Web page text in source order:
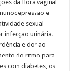
da flora vaginal
e
sexual
infecção urinária.
e dor ao
do ritmo para
com diabetes, os